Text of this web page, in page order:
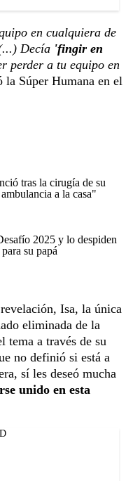
en cualquiera de
Decía 'fingir en
perder a tu equipo en
la Súper Humana en el
tras la cirugía de su
a la casa"
2025 y lo despiden
su papá
Isa, la única
eliminada de la
tema a través de su
no definió si está a
sí les deseó mucha
unido en esta